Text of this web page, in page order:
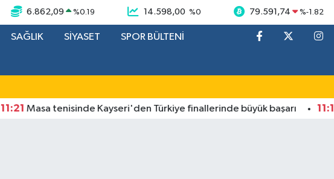
6.862,09 %0.19 14.598,00 %0 79.591,74 %-1.82
SAĞLIK SİYASET SPOR BÜLTENİ
Masa tenisinde Kayseri'den Türkiye finallerinde büyük başarı 11:18